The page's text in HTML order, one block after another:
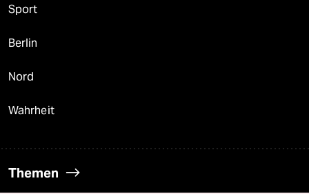
Sport
Berlin
Nord
Wahrheit
Themen